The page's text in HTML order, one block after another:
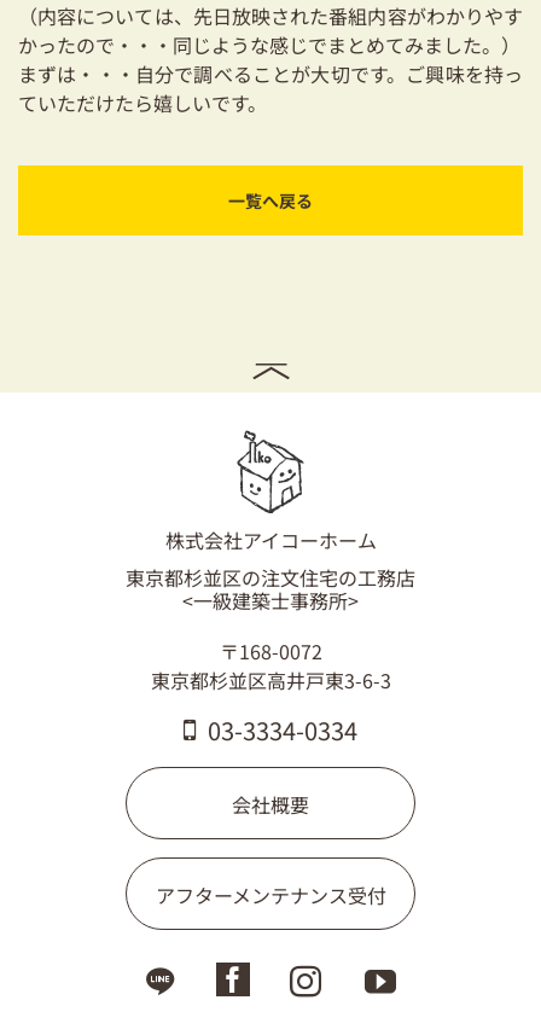
（内容については、先日放映された番組内容がわかりやす
かったので・・・同じような感じでまとめてみました。）
まずは・・・自分で調べることが大切です。ご興味を持っ
ていただけたら嬉しいです。
一覧へ戻る
株式会社アイコーホーム
東京都杉並区の注文住宅の工務店
<一級建築士事務所>
〒168-0072
東京都杉並区高井戸東3-6-3
03-3334-0334
会社概要
アフターメンテナンス受付